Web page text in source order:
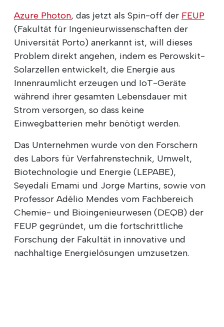
Azure Photon, das jetzt als Spin-off der FEUP
(Fakultät für Ingenieurwissenschaften der
Universität Porto) anerkannt ist, will dieses
Problem direkt angehen, indem es Perowskit-
Solarzellen entwickelt, die Energie aus
Innenraumlicht erzeugen und IoT-Geräte
während ihrer gesamten Lebensdauer mit
Strom versorgen, so dass keine
Einwegbatterien mehr benötigt werden.
Das Unternehmen wurde von den Forschern
des Labors für Verfahrenstechnik, Umwelt,
Biotechnologie und Energie (LEPABE),
Seyedali Emami und Jorge Martins, sowie von
Professor Adélio Mendes vom Fachbereich
Chemie- und Bioingenieurwesen (DEQB) der
FEUP gegründet, um die fortschrittliche
Forschung der Fakultät in innovative und
nachhaltige Energielösungen umzusetzen.